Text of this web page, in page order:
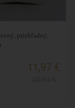
priehľadný,
11,97 €